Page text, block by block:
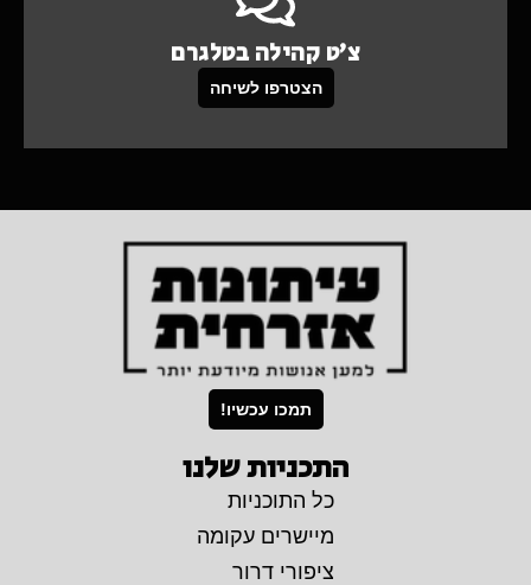
צ'ט קהילה בטלגרם
הצטרפו לשיחה
תמכו עכשיו!
התכניות שלנו
כל התוכניות
מיישרים עקומה
ציפורי דרור